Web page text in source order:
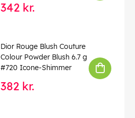
342 kr.
Dior Rouge Blush Couture
Colour Powder Blush 6.7 g
#720 Icone-Shimmer
382 kr.